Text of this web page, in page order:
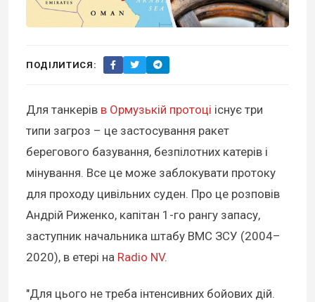
ПОДІЛИТИСЯ:
Для танкерів в Ормузькій протоці існує три
типи загроз – це застосування ракет
берегового базування, безпілотних катерів і
мінування. Все це може заблокувати протоку
для проходу цивільних суден. Про це розповів
Андрій Риженко, капітан 1-го рангу запасу,
заступник начальника штабу ВМС ЗСУ (2004–
2020), в етері на Radio NV.
"Для цього не треба інтенсивних бойових дій.